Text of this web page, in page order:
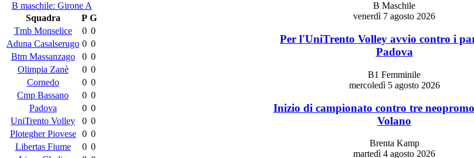
B maschile: Girone A
Squadra
P G
Tmb Monselice
0 0
Aduna Casalserugo 0 0
Btm Massanzago
0 0
Olimpia Zanè
0 0
Cornedo
0 0
Cmp Bassano
0 0
Padova
0 0
UniTrento Volley
0 0
Plotegher Piovese
0 0
Libertas Fiume
0 0
B Maschile
venerdì 7 agosto 2026
Per l'UniTrento Volley avvio contro i
Padova
B1 Femminile
mercoledì 5 agosto 2026
Inizio di campionato contro tre
Volano
Brenta Kamp
martedì 4 agosto 2026